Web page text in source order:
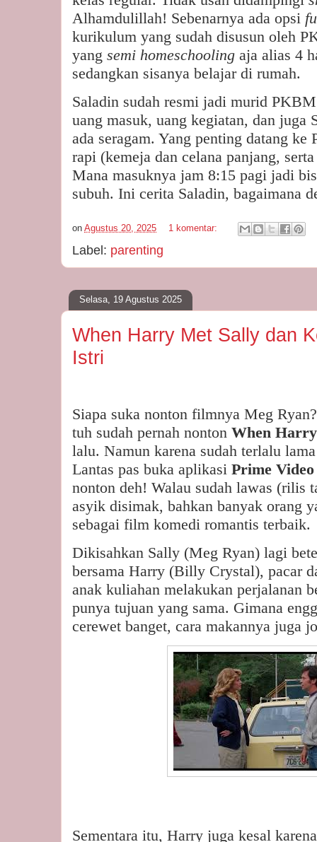
Alhamdulillah! Sebenarnya ada opsi
kurikulum yang sudah disusun oleh
yang semi homeschooling aja alias 4
sedangkan sisanya belajar di rumah.
Saladin sudah resmi jadi murid
uang masuk, uang kegiatan, dan juga
ada seragam. Yang penting datang
rapi (kemeja dan celana panjang,
Mana masuknya jam 8:15 pagi jadi
subuh. Ini cerita Saladin, bagaimana
on Agustus 20, 2025 1 komentar:
Label: parenting
Selasa, 19 Agustus 2025
When Harry Met Sally dan
Istri
Siapa suka nonton filmnya Meg
tuh sudah pernah nonton When
lalu. Namun karena sudah terlalu
Lantas pas buka aplikasi Prime
nonton deh! Walau sudah lawas (rilis
asyik disimak, bahkan banyak orang
sebagai film komedi romantis terbaik.
Dikisahkan Sally (Meg Ryan) lagi
bersama Harry (Billy Crystal), pacar
anak kuliahan melakukan perjalanan
punya tujuan yang sama. Gimana
cerewet banget, cara makannya juga
Sementara itu, Harry juga kesal